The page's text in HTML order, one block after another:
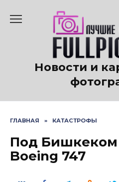
содержанию
Новости и
ГЛАВНАЯ » КАТАСТРОФЫ
Под Бишкеком
Boeing 747